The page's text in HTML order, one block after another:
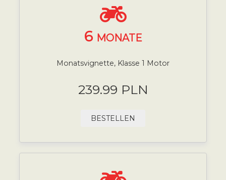
6 MONATE
Monatsvignette, Klasse 1 Motor
239.99 PLN
BESTELLEN